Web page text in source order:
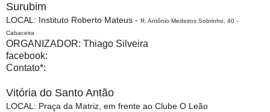
Surubim
LOCAL: Instituto Roberto Mateus - R. Antônio Medeiros Sobrinho, 40 -
Cabaceira
ORGANIZADOR: Thiago Silveira
facebook:
Contato*:
Vitória do Santo Antão
LOCAL: Praça da Matriz, em frente ao Clube O Leão